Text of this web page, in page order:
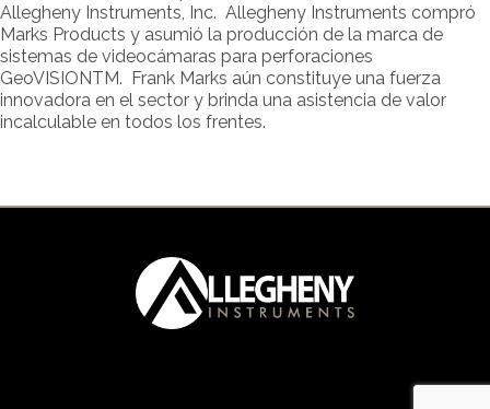
Allegheny Instruments, Inc. Allegheny Instruments compró
Marks Products y asumió la producción de la marca de
sistemas de videocámaras para perforaciones
GeoVISIONTM. Frank Marks aún constituye una fuerza
innovadora en el sector y brinda una asistencia de valor
incalculable en todos los frentes.